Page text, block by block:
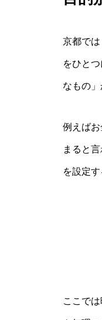
京都で
をひと
なもの
例えば
まると
を設定
ここで